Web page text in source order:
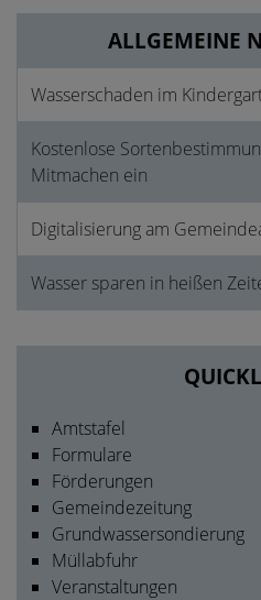
ALLGEMEINE
Wasserschaden im
Kostenlose
Mitmachen ein
Digitalisierung am
Wasser sparen in heißen
Amtstafel
Formulare
Förderungen
Gemeindezeitung
Grundwassersondierung
Müllabfuhr
Veranstaltungen